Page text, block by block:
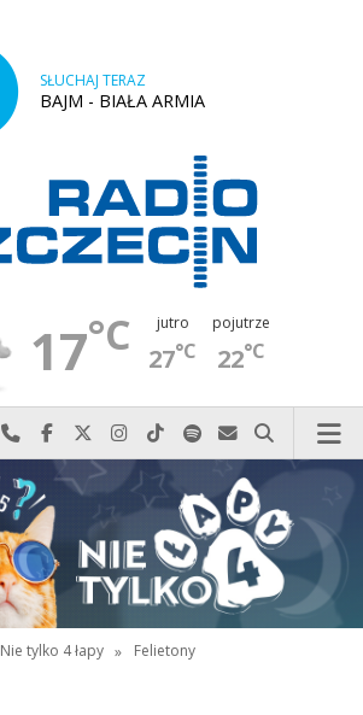
SŁUCHAJ TERAZ
BAJM - BIAŁA ARMIA
17°C jutro
27°C
pojutrze
22°C
Najlepiej po prostu do nas zadzwoń
Odwiedź nas na Facebook-u
Odwiedź nas na X
Odwiedź nas na Instagram-ie
Odwiedź nas na TikTok-u
Szukaj nas na Spotify
Wyślij do nas
Szukaj
Nie tylko 4 łapy » Felietony